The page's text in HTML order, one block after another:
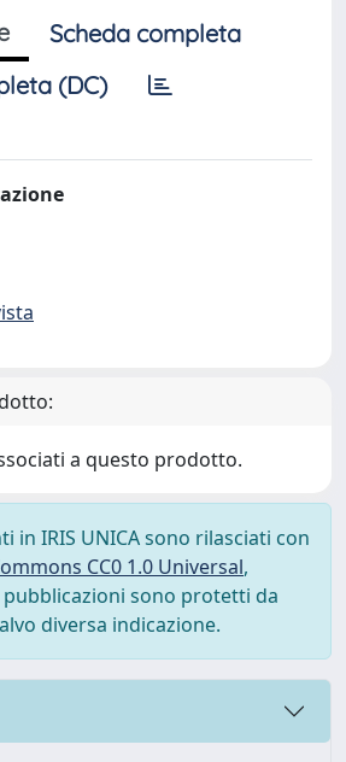
Scheda completa
(DC)
a questo prodotto.
in IRIS UNICA sono rilasciati con
CC0 1.0 Universal,
sono protetti da
diversa indicazione.